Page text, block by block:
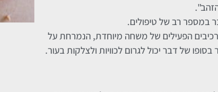
במספר רב של טיפולים.
הפעילים של משחה מיוחדת, הנמרחת על
של דבר יכול לגרום לכוויות ולצלקות בעור.